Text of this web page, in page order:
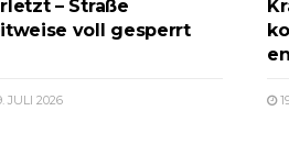
– Straße
voll gesperrt
JULI 2026